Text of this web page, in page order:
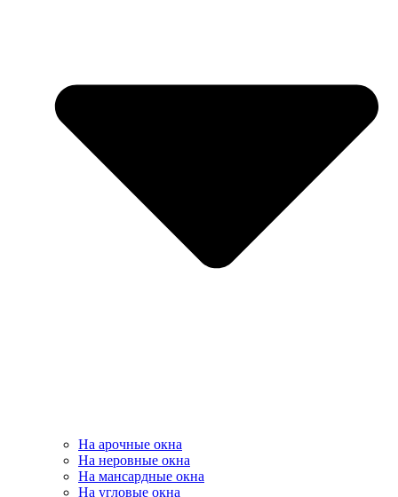
На арочные окна
На неровные окна
На мансардные окна
На угловые окна